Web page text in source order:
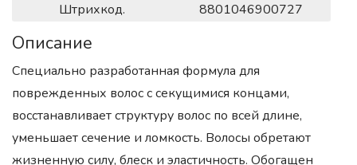
Штрихкод. 8801046900727
Описание
Специально разработанная формула для
поврежденных волос с секущимися концами,
восстанавливает структуру волос по всей длине,
уменьшает сечение и ломкость. Волосы обретают
жизненную силу, блеск и эластичность. Обогащен